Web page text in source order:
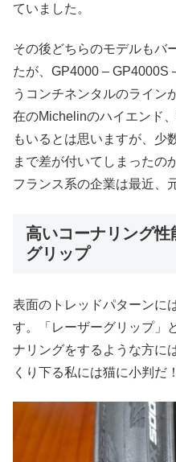
ていました。
その後どちらのモデルもバ
たが、GP4000 – GP4000S
うコンチネンタルのライン
在のMichelinのハイエンド
もいるとは思いますが、少
まで差が付いてしまったの
フランス系の企業は最近、
高いコーナリング
グリップ
表面のトレッドパターンに
す。「レーザーグリップ」
ナリングをするような方に
くり下る私には猫に小判だ